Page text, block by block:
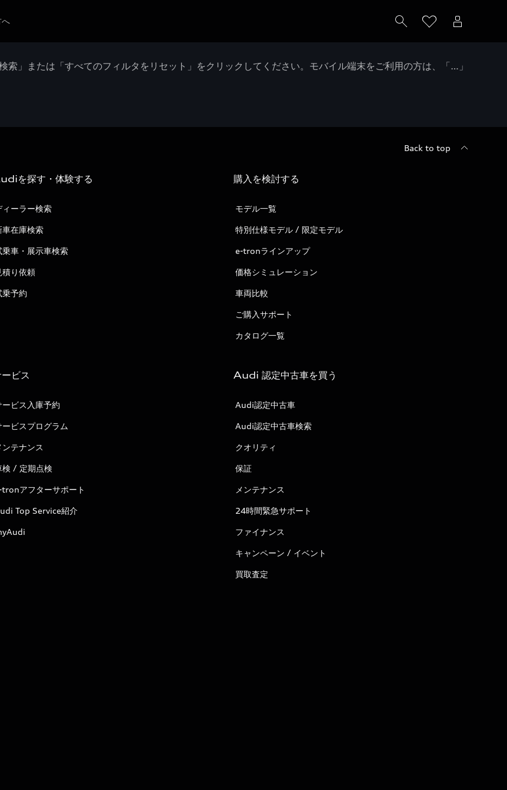
へ
」または「すべてのフィルタをリセット」をクリックしてください。モバイル端末をご利用の方は、「…」
Back to top
を探す・体験する
ィーラー検索
車在庫検索
乗車・展示車検索
積り依頼
乗予約
購入を検討する
モデル一覧
特別仕様モデル / 限定モデル
e-tronラインアップ
価格シミュレーション
車両比較
ご購入サポート
カタログ一覧
ビス
ービス入庫予約
ービスプログラム
ンテナンス
検 / 定期点検
tronアフターサポート
Top Service紹介
Audi 認定中古車を買う
Audi認定中古車
Audi認定中古車検索
クオリティ
保証
メンテナンス
24時間緊急サポート
ファイナンス
キャンペーン / イベント
買取査定